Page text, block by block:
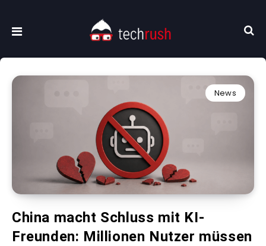
News
China macht Schluss mit KI-
Freunden: Millionen Nutzer müssen